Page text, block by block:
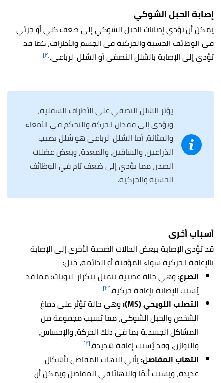
إصابة الحبل الشوكي
يمكن أن تؤدي إصابات الحبل الشوكي إلى ضعف كلي أو جزئي
في الوظائف الحسية والحركية في الجسم والأطراف، كما قد
تؤدي إلى الإصابة بالشلل النصفي أو الشلل الرباعي.[٢]
يؤثر الشلل النصفي على الأطراف السفلية،
ويؤدي إلى فقدان الحركة والتحكم في الأمعاء
والمثانة، أما الشلل الرباعي هو شلل يصيب
الذراعين، والساقين، والمعدة، وبعض عضلات
الصدر، مما يؤدي إلى ضعف تام في الوظائف
الحسية والحركية.
أسباب أخرى
قد تؤدي الإصابة ببعض الحالات الصحية الأخرى إلى الإصابة
بالإعاقة الحركية سواء المؤقتة أو الدائمة، مثل:
الصرع: وهي حالة عصبية تتمثل بتكرار النوبات؛ مما قد
يُسبب الإصابة بإعاقة حركية.[٣]
التصلب اللويحي (MS):
وهي حالة تؤثر على دماغ
الشخص والحبل الشوكي، مما يُسبب مجموعة من
المشاكل الجسدية بما في ذلك الحركة، والإحساس،
والتوازن، وقد يُسبب إعاقة شديدة.[٢]
التهاب المفاصل:يأتي التهاب المفاصل بأشكال
عديدة، ويسبب ألمًا والتهابًا في المفاصل ويمكن أن